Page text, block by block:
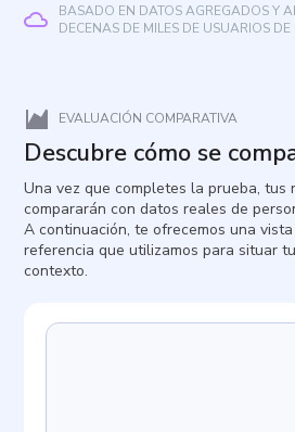
BASADO EN DATOS AGREGADOS Y
DECENAS DE MILES DE USUARIOS DE
EVALUACIÓN COMPARATIVA
Descubre cómo se
Una vez que completes la prueba, tus
compararán con datos reales de
A continuación, te ofrecemos una
referencia que utilizamos para situar
contexto.